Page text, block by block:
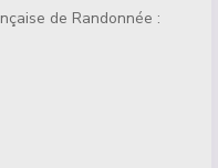
de Randonnée :